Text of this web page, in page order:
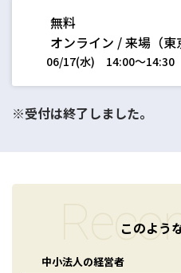
IPOコンサルティング
企業再編コンサルティング
補助金・助成金申請・建設許認可等
公益法人会計サービス
個人の皆様へ
税務・財務サービス
相続税申告・贈与税申告
所得税確定申告
相続計画
遺言書作成・家族信託・後見人
法務サポート
専門分野会計・税務
会計・税務（歯科）
会計・税務（社会福祉法人）
医療経営サポート
企業情報
無料
オンライン / 来場（東
06/17(水) 14:00〜14:30
※受付は終了しました。
このよう
中小法人の経営者